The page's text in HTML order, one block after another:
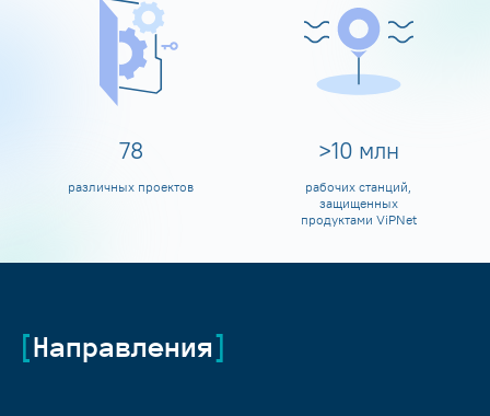
80
различных проектов
>10 млн
рабочих станций,
защищенных
продуктами ViPNet
Направления